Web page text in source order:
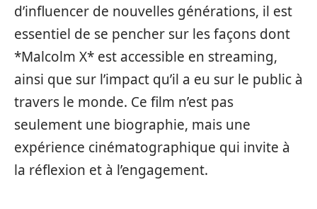
d’influencer de nouvelles générations, il est
essentiel de se pencher sur les façons dont
*Malcolm X* est accessible en streaming,
ainsi que sur l’impact qu’il a eu sur le public à
travers le monde. Ce film n’est pas
seulement une biographie, mais une
expérience cinématographique qui invite à
la réflexion et à l’engagement.